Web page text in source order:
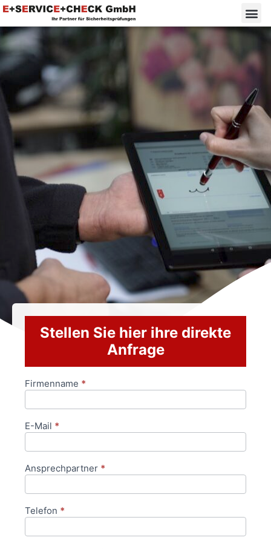
Stellen Sie hier ihre direkte
Anfrage
Anfrageformular
Firmenname *
E-Mail *
Ansprechpartner *
Telefon *